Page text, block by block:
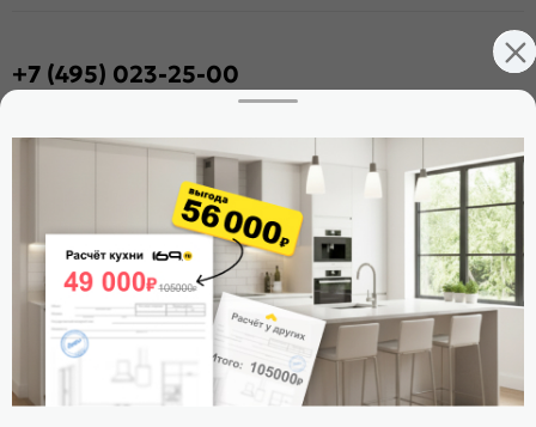
+7 (495) 023-25-00
Стать дилером
Поделиться
Оцените магазин
ИКС 1180
© 2015—2026 Интернет-магазин мебели Mebel169.ru